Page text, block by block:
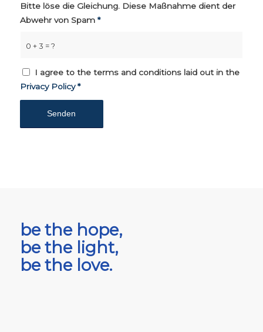
0 + 3 = ?
Bitte löse die Gleichung. Diese Maßnahme dient der
Abwehr von Spam *
I agree to the terms and conditions laid out in the
Privacy Policy *
be the hope,
be the light,
be the love.